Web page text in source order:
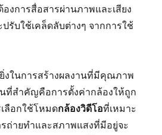
งการสื่อสารผ่านภาพและเสียง
รับใช้เคล็ดลับต่างๆ จากการใช้
งในการสร้างผลงานที่มีคุณภาพ
ที่สำคัญคือการตั้งค่ากล้องให้ถูก
ลือกใช้โหมดกล้องวิดีโอที่เหมาะ
ถ่ายทำและสภาพแสงที่มีอยู่จะ